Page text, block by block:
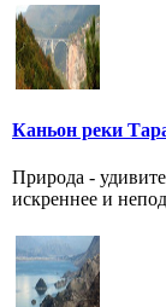
Каньон реки
Природа -
искреннее и